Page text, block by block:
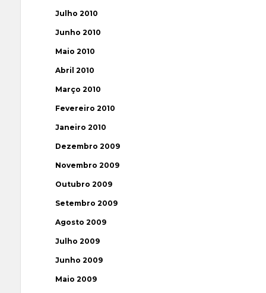
Julho 2010
Junho 2010
Maio 2010
Abril 2010
Março 2010
Fevereiro 2010
Janeiro 2010
Dezembro 2009
Novembro 2009
Outubro 2009
Setembro 2009
Agosto 2009
Julho 2009
Junho 2009
Maio 2009